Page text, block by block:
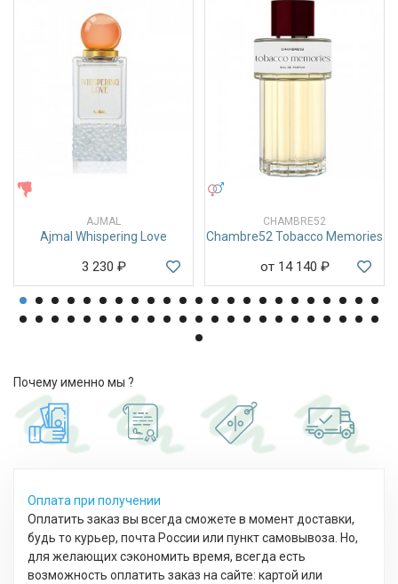
AJMAL
Ajmal Whispering Love
3 230 ₽
CHAMBRE52
Chambre52 Tobacco Memories
от 14 140 ₽
Почему именно мы ?
Оплата при получении
Оплатить заказ вы всегда сможете в момент доставки,
будь то курьер, почта России или пункт самовывоза. Но,
для желающих сэкономить время, всегда есть
возможность оплатить заказ на сайте: картой или